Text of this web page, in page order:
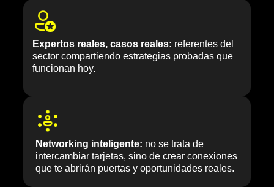
Expertos reales, casos reales: referentes del
sector compartiendo estrategias probadas que
funcionan hoy.
Networking inteligente: no se trata de
intercambiar tarjetas, sino de crear conexiones
que te abrirán puertas y oportunidades reales.